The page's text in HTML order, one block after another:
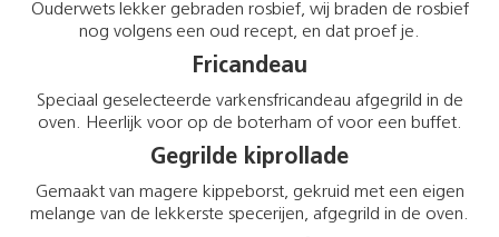
Ouderwets lekker gebraden rosbief, wij braden de rosbief
nog volgens een oud recept, en dat proef je.
Fricandeau
Speciaal geselecteerde varkensfricandeau afgegrild in de
oven. Heerlijk voor op de boterham of voor een buffet.
Gegrilde kiprollade
Gemaakt van magere kippeborst, gekruid met een eigen
melange van de lekkerste specerijen, afgegrild in de oven.